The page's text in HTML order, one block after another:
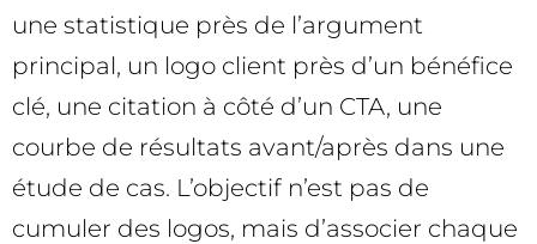
une statistique près de l’argument
principal, un logo client près d’un bénéfice
clé, une citation à côté d’un CTA, une
courbe de résultats avant/après dans une
étude de cas. L’objectif n’est pas de
cumuler des logos, mais d’associer chaque